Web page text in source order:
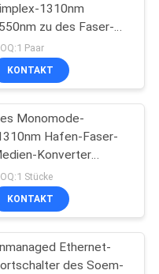
1310nm
zu des Faser-
Konverter-AHD
CVI 1CH RS485
Paar
KONTAKT
Monomode-
Hafen-Faser-
Konverter
Faser-des
4
Stücke
KONTAKT
Ethernet-
des Soem-